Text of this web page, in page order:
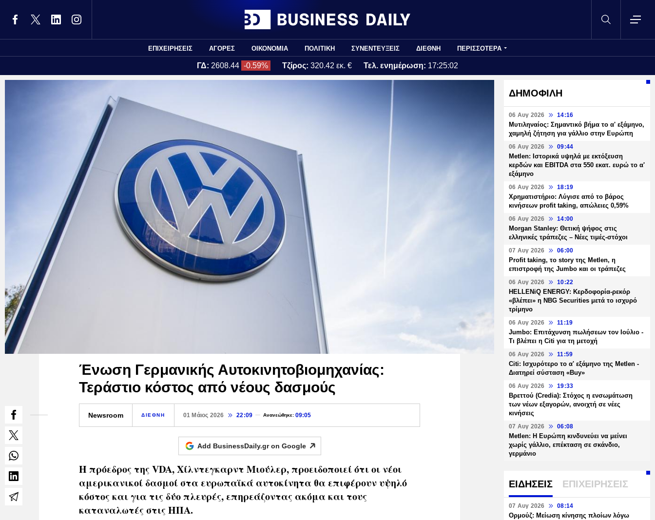
ΕΠΙΧΕΙΡΗΣΕΙΣ ΑΓΟΡΕΣ ΟΙΚΟΝΟΜΙΑ ΠΟΛΙΤΙΚΗ ΣΥΝΕΝΤΕΥΞΕΙΣ ΔΙΕΘΝΗ ΠΕΡΙΣΣΟΤΕΡΑ
ΓΔ: 2608.44 -0.59% Τζίρος: 320.42 εκ. € Τελ. ενημέρωση: 17:25:02
Ένωση Γερμανικής Αυτοκινητοβιομηχανίας:
Τεράστιο κόστος από νέους δασμούς
Newsroom ΔΙΕΘΝΗ 01 Μάιος 2026 22:09 Ανανεώθηκε: 09:05
Add BusinessDaily.gr on Google
Η πρόεδρος της VDA, Χίλντεγκαρντ Μιούλερ, προειδοποιεί ότι οι νέοι
αμερικανικοί δασμοί στα ευρωπαϊκά αυτοκίνητα θα επιφέρουν υψηλό
κόστος και για τις δύο πλευρές, επηρεάζοντας ακόμα και τους
καταναλωτές στις ΗΠΑ.
ΔΗΜΟΦΙΛΗ
06 Αυγ 2026 14:16
Μυτιληναίος: Σημαντικό βήμα το α' εξάμηνο,
χαμηλή ζήτηση για γάλλιο στην Ευρώπη
06 Αυγ 2026 09:44
Metlen: Ιστορικά υψηλά με εκτόξευση
κερδών και EBITDA στα 550 εκατ. ευρώ το α'
εξάμηνο
06 Αυγ 2026 18:19
Χρηματιστήριο: Λύγισε από το βάρος
κινήσεων profit taking, απώλειες 0,59%
06 Αυγ 2026 14:00
Morgan Stanley: Θετική ψήφος στις
ελληνικές τράπεζες – Νέες τιμές-στόχοι
07 Αυγ 2026 06:00
Profit taking, το story της Metlen, η
επιστροφή της Jumbo και οι τράπεζες
06 Αυγ 2026 10:22
HELLENiQ ENERGY: Κερδοφορία-ρεκόρ
«βλέπει» η NBG Securities μετά το ισχυρό
τρίμηνο
06 Αυγ 2026 11:19
Jumbo: Επιτάχυνση πωλήσεων τον Ιούλιο -
Τι βλέπει η Citi για τη μετοχή
06 Αυγ 2026 11:59
Citi: Ισχυρότερο το α' εξάμηνο της Metlen -
Διατηρεί σύσταση «Buy»
06 Αυγ 2026 19:33
Βρεττού (Credia): Στόχος η ενσωμάτωση
των νέων εξαγορών, ανοιχτή σε νέες
κινήσεις
07 Αυγ 2026 06:08
Metlen: Η Ευρώπη κινδυνεύει να μείνει
χωρίς γάλλιο, επέκταση σε σκάνδιο,
γερμάνιο
ΕΙΔΗΣΕΙΣ ΕΠΙΧΕΙΡΗΣΕΙΣ
07 Αυγ 2026 08:14
Ορμούζ: Μείωση κίνησης πλοίων λόγω